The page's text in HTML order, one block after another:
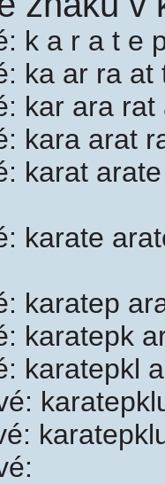
k a r a t e
ka ar ra at
kar ara
kara arat
karat
karate
karatep
karatepk
karatepkl